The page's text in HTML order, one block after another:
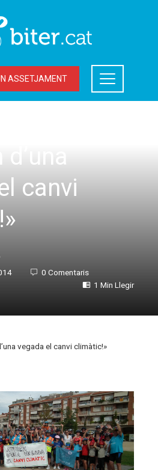
ASSETJAMENT
canvi
0 Comentaris
1 Min Llegir
vegada el canvi climàtic!»